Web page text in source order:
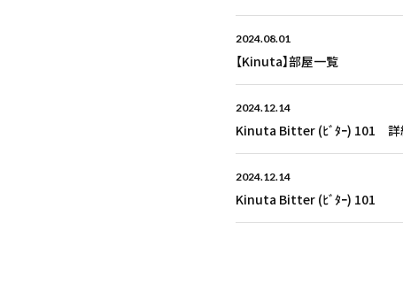
2024.08.01
【Kinuta】部屋一覧
2024.12.14
Kinuta Bitter (ﾋﾞﾀｰ) 101 詳
2024.12.14
Kinuta Bitter (ﾋﾞﾀｰ) 101